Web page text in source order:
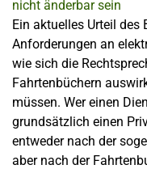
Ein aktuelles Urteil
Anforderungen an
wie sich die
Fahrtenbüchern
müssen. Wer einen
grundsätzlich einen
entweder nach der
aber nach der